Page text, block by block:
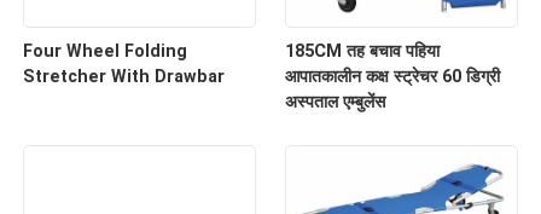
Four Wheel Folding
Stretcher With Drawbar
185CM तह बचाव पहिया
आपातकालीन कक्ष स्ट्रेचर 60 डिग्री
अस्पताल एम्बुलेंस